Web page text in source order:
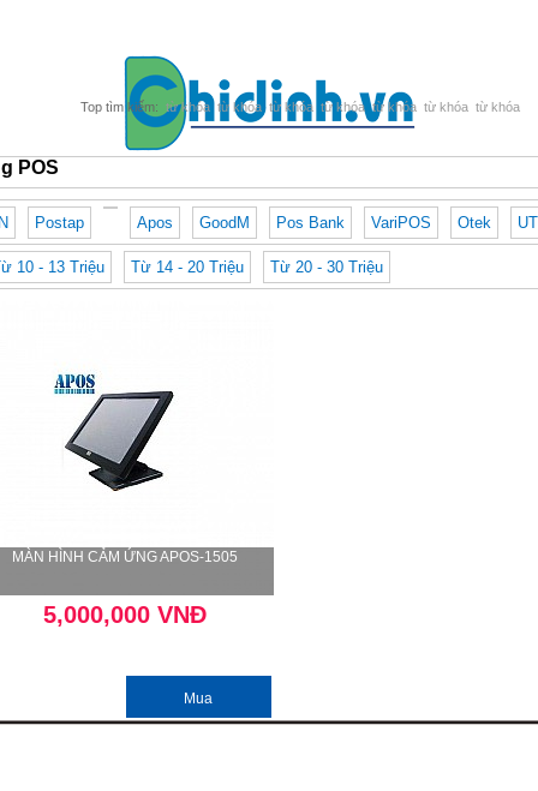
từ khóa từ khóa từ khóa từ khóa từ khóa từ khóa từ khóa
POS
Postap Apos GoodM Pos Bank VariPOS Otek
10 - 13 Triệu Từ 14 - 20 Triệu Từ 20 - 30 Triệu
MÀN HÌNH CẢM ỨNG APOS-1505
5,000,000 VNĐ
Mua